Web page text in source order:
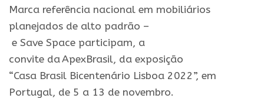
Marca referência nacional em mobiliários
planejados de alto padrão –
e Save Space participam, a
convite daApexBrasil, da exposição
“Casa Brasil Bicentenário Lisboa 2022”, em
Portugal, de 5 a 13 de novembro.